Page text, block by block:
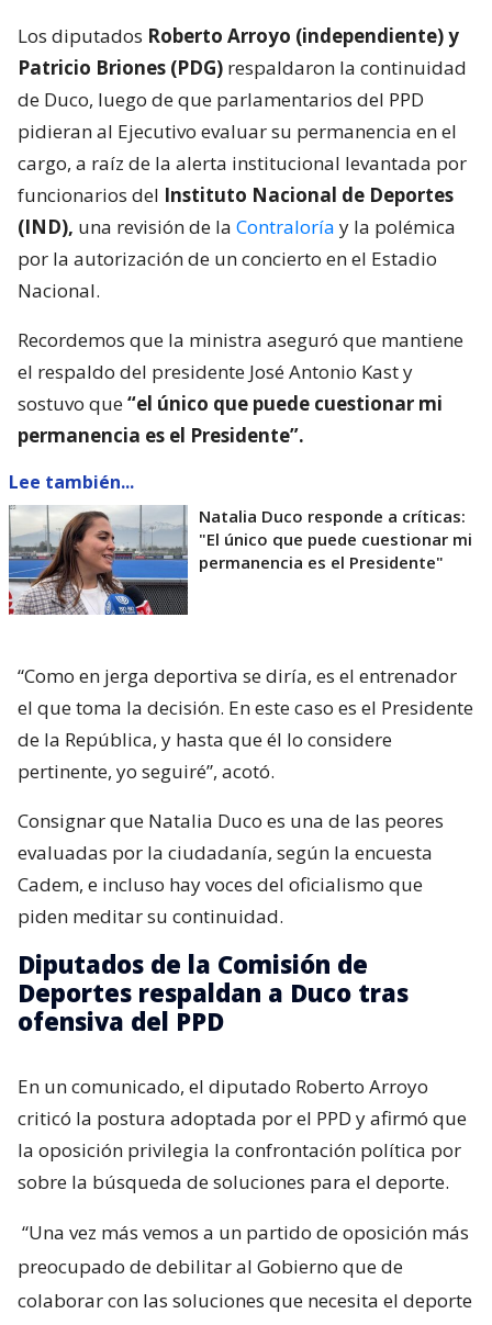
Los diputados Roberto Arroyo (independiente) y
Patricio Briones (PDG) respaldaron la continuidad
de Duco, luego de que parlamentarios del PPD
pidieran al Ejecutivo evaluar su permanencia en el
cargo, a raíz de la alerta institucional levantada por
funcionarios del Instituto Nacional de Deportes
(IND), una revisión de la Contraloría y la polémica
por la autorización de un concierto en el Estadio
Nacional.
Recordemos que la ministra aseguró que mantiene
el respaldo del presidente José Antonio Kast y
sostuvo que“el único que puede cuestionar mi
permanencia es el Presidente”.
Lee también...
Natalia Duco responde a críticas:
"El único que puede cuestionar mi
permanencia es el Presidente"
“Como en jerga deportiva se diría, es el entrenador
el que toma la decisión. En este caso es el Presidente
de la República, y hasta que él lo considere
pertinente, yo seguiré”, acotó.
Consignar que Natalia Duco es una de las peores
evaluadas por la ciudadanía, según la encuesta
Cadem, e incluso hay voces del oficialismo que
piden meditar su continuidad.
Diputados de la Comisión de
Deportes respaldan a Duco tras
ofensiva del PPD
En un comunicado, el diputado Roberto Arroyo
criticó la postura adoptada por el PPD y afirmó que
la oposición privilegia la confrontación política por
sobre la búsqueda de soluciones para el deporte.
“Una vez más vemos a un partido de oposición más
preocupado de debilitar al Gobierno que de
colaborar con las soluciones que necesita el deporte